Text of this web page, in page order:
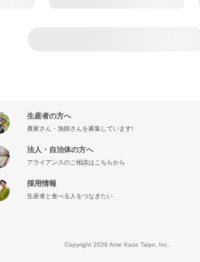
生産者の方へ
農家さん・漁師さんを募集しています!
法人・自治体の方へ
アライアンスのご相談はこちらから
採用情報
生産者と食べる人をつなぎたい
Copyright 2026 Ame Kaze Taiyo, Inc.